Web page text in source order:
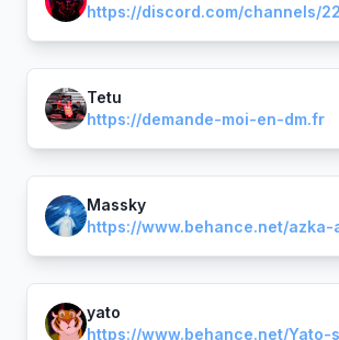
Tetu
https://demande-moi-en-dm.fr
Massky
https://www.behance.net/azka-
yato
https://www.behance.net/Yato-